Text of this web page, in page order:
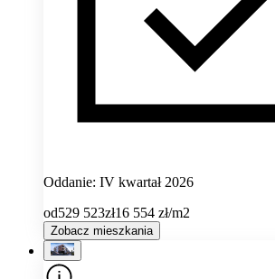
Oddanie: IV kwartał 2026
od529 523zł16 554 zł/m2
Zobacz mieszkania